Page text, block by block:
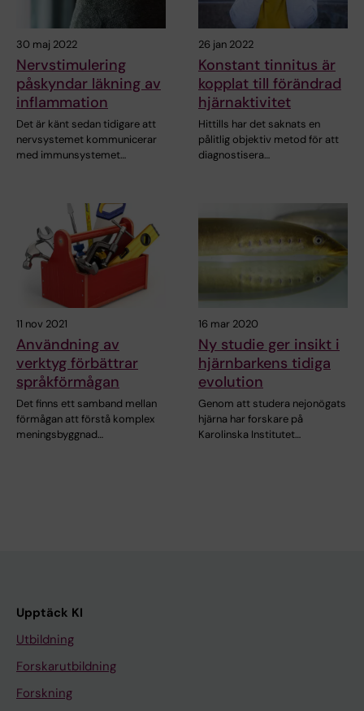
30 maj 2022
Nervstimulering
påskyndar läkning av
inflammation
Det är känt sedan tidigare att
nervsystemet kommunicerar
med immunsystemet…
26 jan 2022
Konstant tinnitus är
kopplat till förändrad
hjärnaktivitet
Hittills har det saknats en
pålitlig objektiv metod för att
diagnostisera…
11 nov 2021
Användning av
verktyg förbättrar
språkförmågan
Det finns ett samband mellan
förmågan att förstå komplex
meningsbyggnad…
16 mar 2020
Ny studie ger insikt i
hjärnbarkens tidiga
evolution
Genom att studera nejonögats
hjärna har forskare på
Karolinska Institutet…
Upptäck KI
Utbildning
Forskarutbildning
Forskning